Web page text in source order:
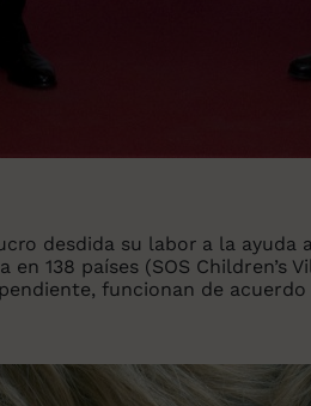
desdida su labor a la ayuda
138 países (SOS Children’s
funcionan de